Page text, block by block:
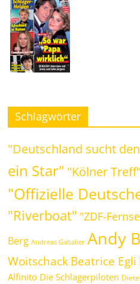
Schlagwörter
"Deutschland sucht
ein Star" "Kölner Treff"
"Offizielle
"Riverboat" "ZDF-
Berg Andreas Gabalier Andy
WoitschackBeatrice Egli
Alfinito Die Schlagerpiloten